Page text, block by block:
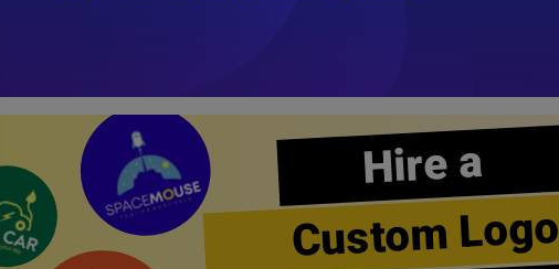
Hire a
Custom Logo